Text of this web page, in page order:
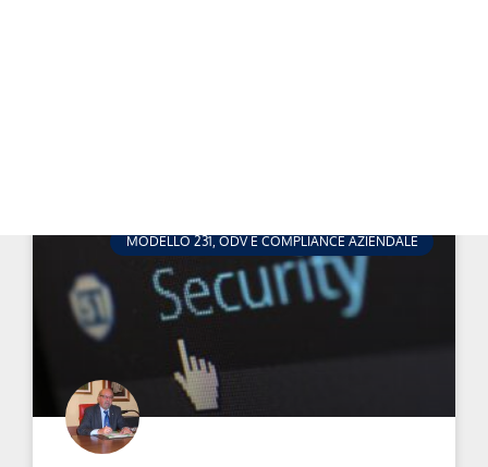
MODELLO 231, ODV E COMPLIANCE AZIENDALE